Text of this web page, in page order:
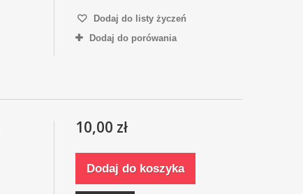
Dodaj do listy życzeń
Dodaj do porówania
10,00 zł
Dodaj do koszyka